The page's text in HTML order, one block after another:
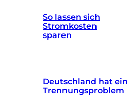
So lassen sich
Stromkosten
sparen
Deutschland hat ein
Trennungsproblem